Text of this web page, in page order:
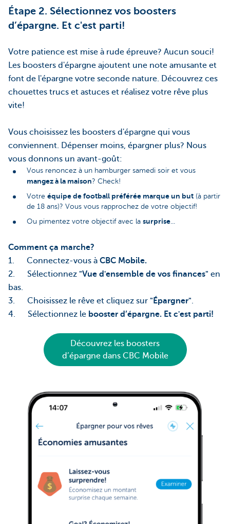
Étape 2. Sélectionnez vos boosters
d’épargne. Et c'est parti!
Votre patience est mise à rude épreuve? Aucun souci!
Les boosters d'épargne ajoutent une note amusante et
font de l'épargne votre seconde nature. Découvrez ces
chouettes trucs et astuces et réalisez votre rêve plus
vite!
Vous choisissez les boosters d'épargne qui vous
conviennent. Dépenser moins, épargner plus? Nous
vous donnons un avant-goût:
Vous renoncez à un hamburger samedi soir et vous
mangez à la maison? Check!
Votre équipe de football préférée marque un but (à partir
de 18 ans)? Vous vous rapprochez de votre objectif!
Ou pimentez votre objectif avec la surprise...
Comment ça marche?
1. Connectez-vous à CBC Mobile.
2. Sélectionnez "Vue d'ensemble de vos finances" en
bas.
3. Choisissez le rêve et cliquez sur "Épargner".
4. Sélectionnez le booster d’épargne. Et c'est parti!
Découvrez les boosters
d’épargne dans CBC Mobile